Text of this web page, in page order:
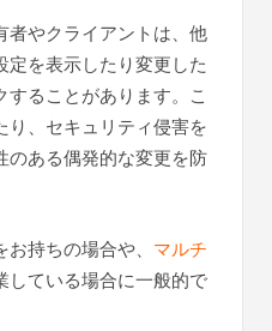
者やクライアントは、他
を表示したり変更した
することがあります。こ
、セキュリティ侵害を
のある偶発的な変更を防
お持ちの場合や、 マルチ
している場合に一般的で